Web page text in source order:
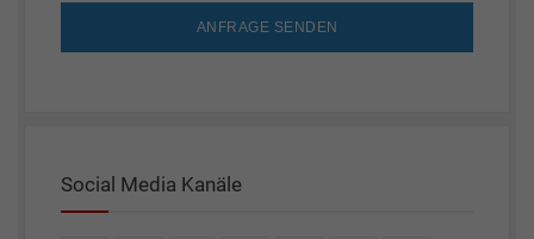
ANFRAGE SENDEN
Social Media Kanäle